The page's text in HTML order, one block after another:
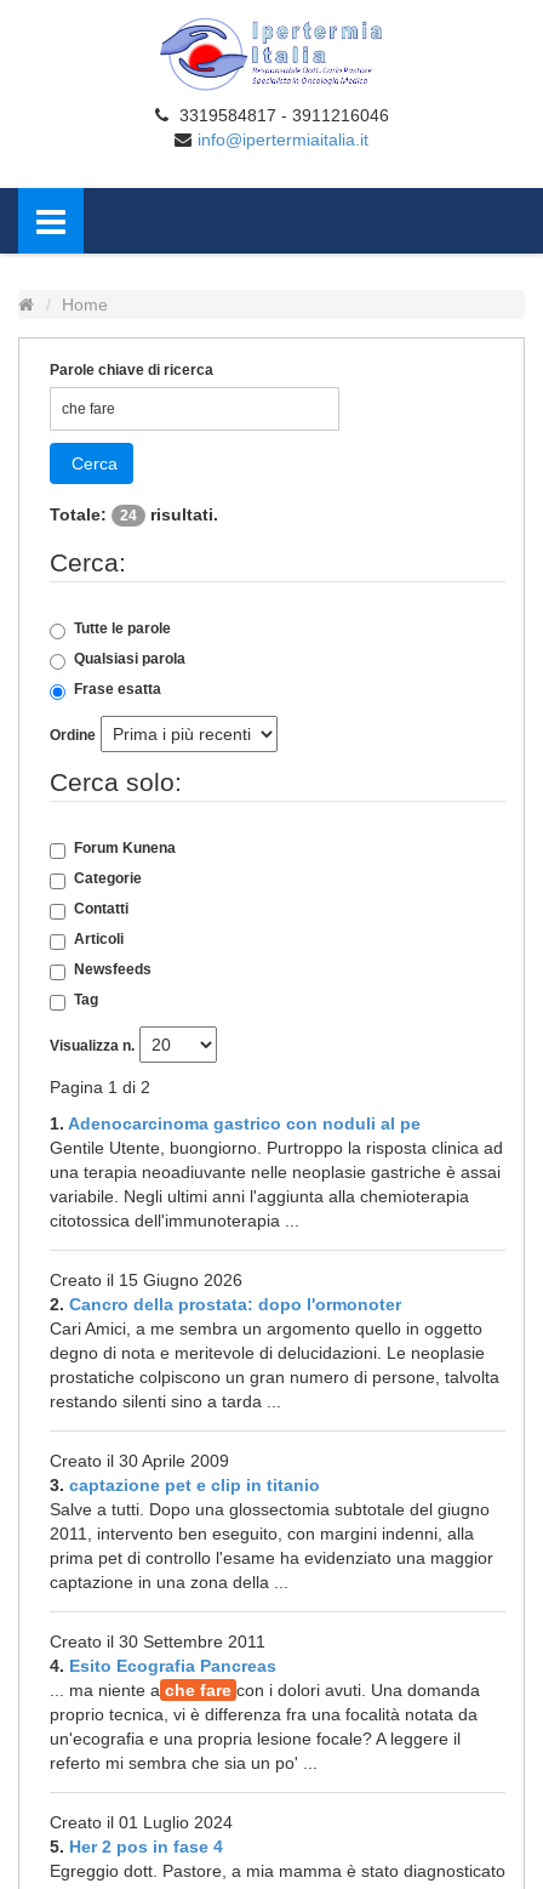
3319584817 - 3911216046
info@ipertermiaitalia.it
Home
Parole chiave di ricerca
Cerca
Totale: 24 risultati.
Cerca:
Tutte le parole
Qualsiasi parola
Frase esatta
Ordine
Cerca solo:
Forum Kunena
Categorie
Contatti
Articoli
Newsfeeds
Tag
Visualizza n.
Pagina 1 di 2
1. Adenocarcinoma gastrico con noduli al pe
Gentile Utente, buongiorno. Purtroppo la risposta clinica ad
una terapia neoadiuvante nelle neoplasie gastriche è assai
variabile. Negli ultimi anni l'aggiunta alla chemioterapia
citotossica dell'immunoterapia ...
Creato il 15 Giugno 2026
2. Cancro della prostata: dopo l'ormonoter
Cari Amici, a me sembra un argomento quello in oggetto
degno di nota e meritevole di delucidazioni. Le neoplasie
prostatiche colpiscono un gran numero di persone, talvolta
restando silenti sino a tarda ...
Creato il 30 Aprile 2009
3. captazione pet e clip in titanio
Salve a tutti. Dopo una glossectomia subtotale del giugno
2011, intervento ben eseguito, con margini indenni, alla
prima pet di controllo l'esame ha evidenziato una maggior
captazione in una zona della ...
Creato il 30 Settembre 2011
4. Esito Ecografia Pancreas
... ma niente a che fare con i dolori avuti. Una domanda
proprio tecnica, vi è differenza fra una focalità notata da
un'ecografia e una propria lesione focale? A leggere il
referto mi sembra che sia un po' ...
Creato il 01 Luglio 2024
5. Her 2 pos in fase 4
Egreggio dott. Pastore, a mia mamma è stato diagnosticato